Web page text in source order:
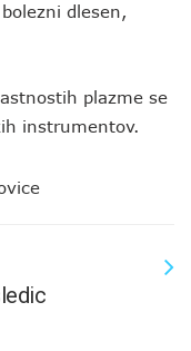
dlesen,
plazme se
instrumentov.